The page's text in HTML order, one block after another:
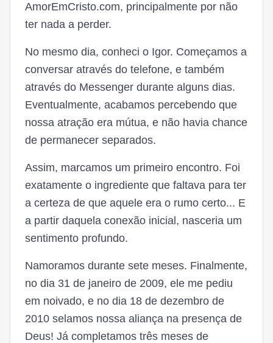
AmorEmCristo.com, principalmente por não
ter nada a perder.
No mesmo dia, conheci o Igor. Começamos a
conversar através do telefone, e também
através do Messenger durante alguns dias.
Eventualmente, acabamos percebendo que
nossa atração era mútua, e não havia chance
de permanecer separados.
Assim, marcamos um primeiro encontro. Foi
exatamente o ingrediente que faltava para ter
a certeza de que aquele era o rumo certo... E
a partir daquela conexão inicial, nasceria um
sentimento profundo.
Namoramos durante sete meses. Finalmente,
no dia 31 de janeiro de 2009, ele me pediu
em noivado, e no dia 18 de dezembro de
2010 selamos nossa aliança na presença de
Deus! Já completamos três meses de